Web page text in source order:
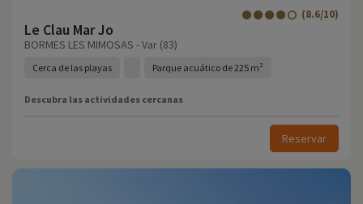
Le Clau Mar Jo
(8.6/10)
BORMES LES MIMOSAS - Var (83)
Cerca de las playas Parque acuático de 225 m²
Descubra las actividades cercanas
Reservar